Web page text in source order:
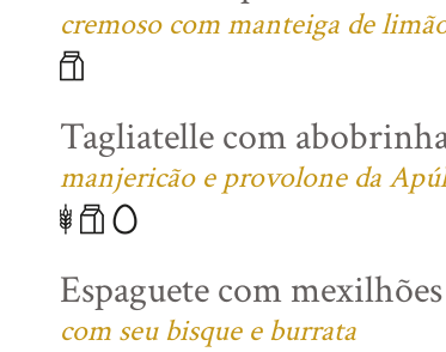
cremoso com manteiga de
Tagliatelle com
manjericão e provolone da
Espaguete com
com seu bisque e burrata